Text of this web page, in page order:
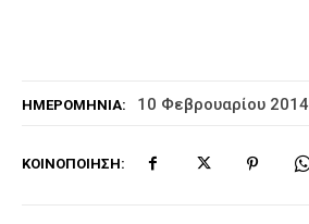
ΗΜΕΡΟΜΗΝΊΑ: 10 Φεβρουαρίου 2014
ΚΟΙΝΟΠΟΊΗΣΗ: